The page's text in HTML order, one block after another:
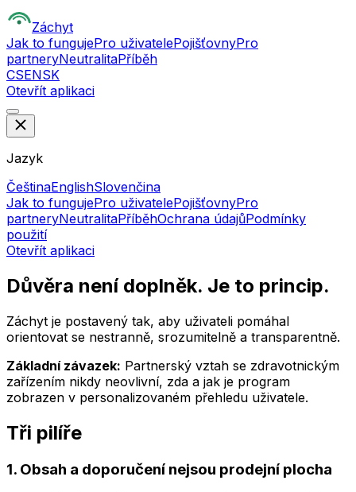
Záchyt
Jak to fungujePro uživatelePojišťovnyPro
partneryNeutralitaPříběh
CSENSK
Otevřít aplikaci
Jazyk
ČeštinaEnglishSlovenčina
Jak to fungujePro uživatelePojišťovnyPro
partneryNeutralitaPříběhOchrana údajůPodmínky
použití
Otevřít aplikaci
Důvěra není doplněk. Je to princip.
Záchyt je postavený tak, aby uživateli pomáhal
orientovat se nestranně, srozumitelně a transparentně.
Základní závazek: Partnerský vztah se zdravotnickým
zařízením nikdy neovlivní, zda a jak je program
zobrazen v personalizovaném přehledu uživatele.
Tři pilíře
1. Obsah a doporučení nejsou prodejní plocha